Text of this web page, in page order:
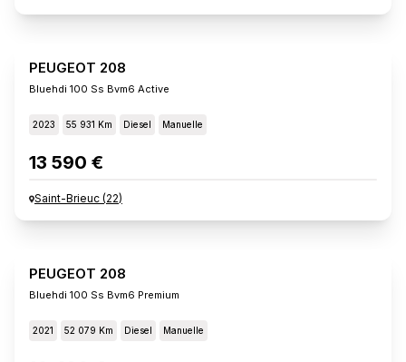
PEUGEOT 208
Bluehdi 100 Ss Bvm6 Active
2023 55 931 Km Diesel Manuelle
13 590 €
Saint-Brieuc (22)
PEUGEOT 208
Bluehdi 100 Ss Bvm6 Premium
2021 52 079 Km Diesel Manuelle